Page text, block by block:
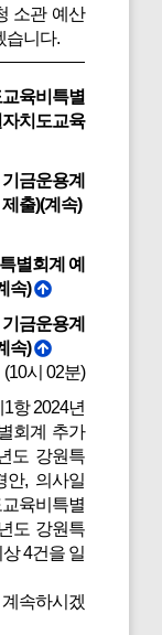
소관 예산
습니다.
육비특별
치도교육
금운용계
출)(계속)
별회계 예
속)
금운용계
속)
(10시 02분)
항 2024년
회계 추가
도 강원특
안, 의사일
육비특별
도 강원특
4건을 일
속하시겠